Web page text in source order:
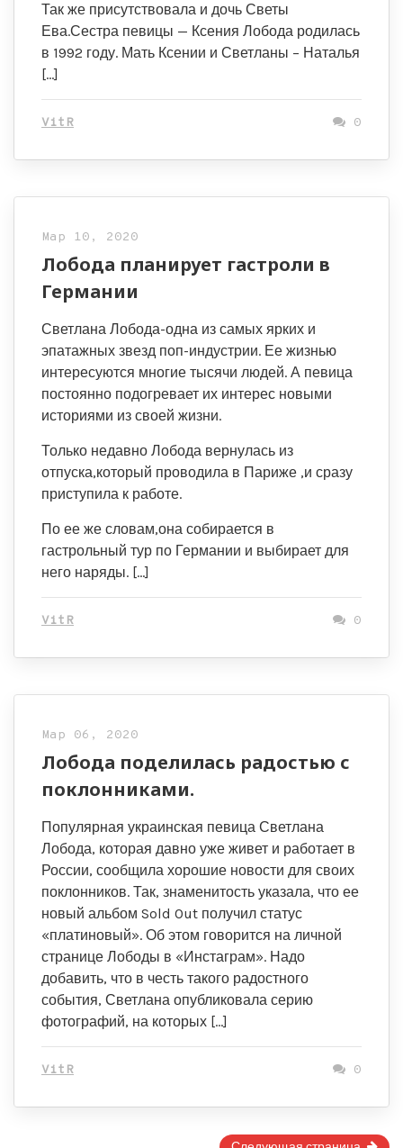
Так же присутствовала и дочь Светы
Ева.Сестра певицы — Ксения Лобода родилась
в 1992 году. Мать Ксении и Светланы – Наталья
[…]
VitR 0
Мар 10, 2020
Лобода планирует гастроли в
Германии
Светлана Лобода-одна из самых ярких и
эпатажных звезд поп-индустрии. Ее жизнью
интересуются многие тысячи людей. А певица
постоянно подогревает их интерес новыми
историями из своей жизни.
Только недавно Лобода вернулась из
отпуска,который проводила в Париже ,и сразу
приступила к работе.
По ее же словам,она собирается в
гастрольный тур по Германии и выбирает для
него наряды. […]
VitR 0
Мар 06, 2020
Лобода поделилась радостью с
поклонниками.
Популярная украинская певица Светлана
Лобода, которая давно уже живет и работает в
России, сообщила хорошие новости для своих
поклонников. Так, знаменитость указала, что ее
новый альбом Sold Out получил статус
«платиновый». Об этом говорится на личной
странице Лободы в «Инстаграм». Надо
добавить, что в честь такого радостного
события, Светлана опубликовала серию
фотографий, на которых […]
VitR 0